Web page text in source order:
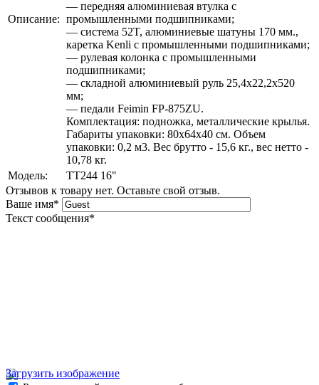
Описание:
— передняя алюминиевая втулка с
промышленными подшипниками;
— система 52T, алюминиевые шатуны 170 мм.,
каретка Kenli c промышленными подшипниками;
— рулевая колонка с промышленными
подшипниками;
— складной алюминиевый руль 25,4х22,2х520
мм;
— педали Feimin FP-875ZU.
Комплектация: подножка, металлические крылья.
Габариты упаковки: 80х64х40 см. Объем
упаковки: 0,2 м3. Вес брутто - 15,6 кг., вес нетто -
10,78 кг.
Модель:
TT244 16"
Отзывов к товару нет. Оставьте свой отзыв.
Ваше имя*
Текст сообщения*
Загрузить изображение